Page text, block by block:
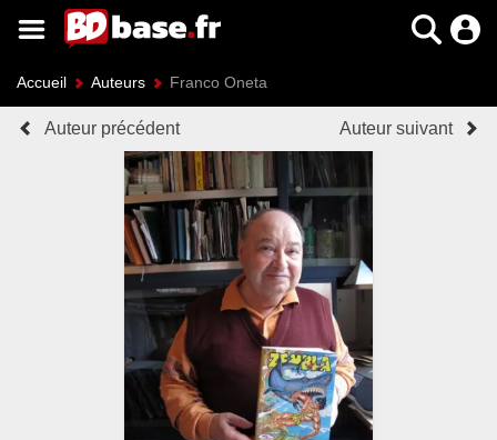
Accueil Auteurs Franco Oneta
Auteur précédent Auteur suivant